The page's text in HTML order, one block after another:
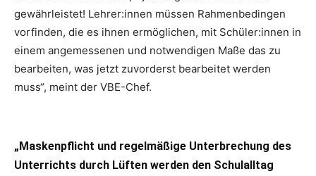
gewährleistet! Lehrer:innen müssen Rahmenbedingen
vorfinden, die es ihnen ermöglichen, mit Schüler:innen in
einem angemessenen und notwendigen Maße das zu
bearbeiten, was jetzt zuvorderst bearbeitet werden
muss“, meint der VBE-Chef.
„Maskenpflicht und regelmäßige Unterbrechung des
Unterrichts durch Lüften werden den Schulalltag